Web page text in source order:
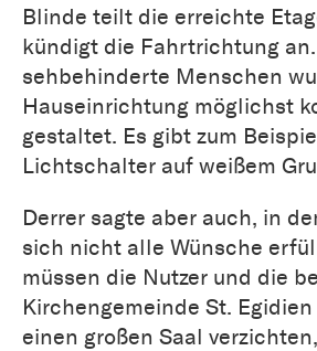
Blinde teilt die erreichte
kündigt die Fahrtrichtung
sehbehinderte Menschen
Hauseinrichtung möglichst
gestaltet. Es gibt zum
Lichtschalter auf weißem
Derrer sagte aber auch, in
sich nicht alle Wünsche
müssen die Nutzer und die
Kirchengemeinde St.
einen großen Saal